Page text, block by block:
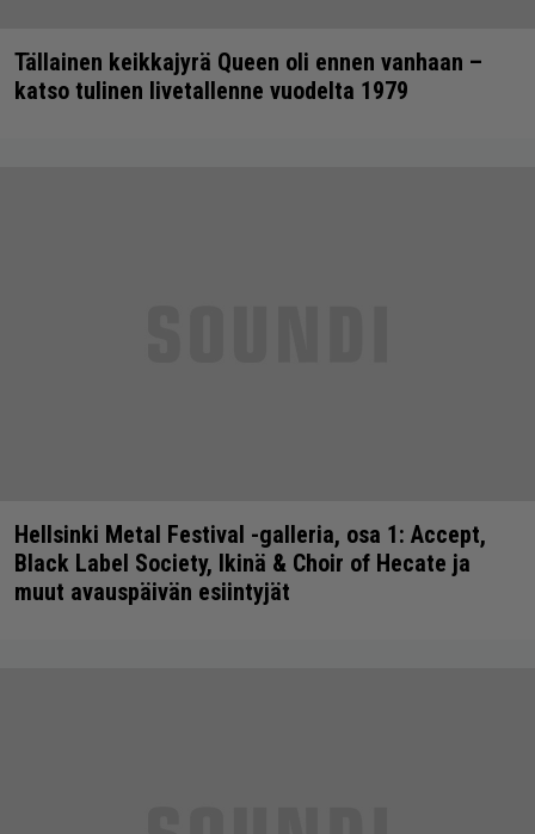
Tällainen keikkajyrä Queen oli ennen vanhaan –
katso tulinen livetallenne vuodelta 1979
Hellsinki Metal Festival -galleria, osa 1: Accept,
Black Label Society, Ikinä & Choir of Hecate ja
muut avauspäivän esiintyjät